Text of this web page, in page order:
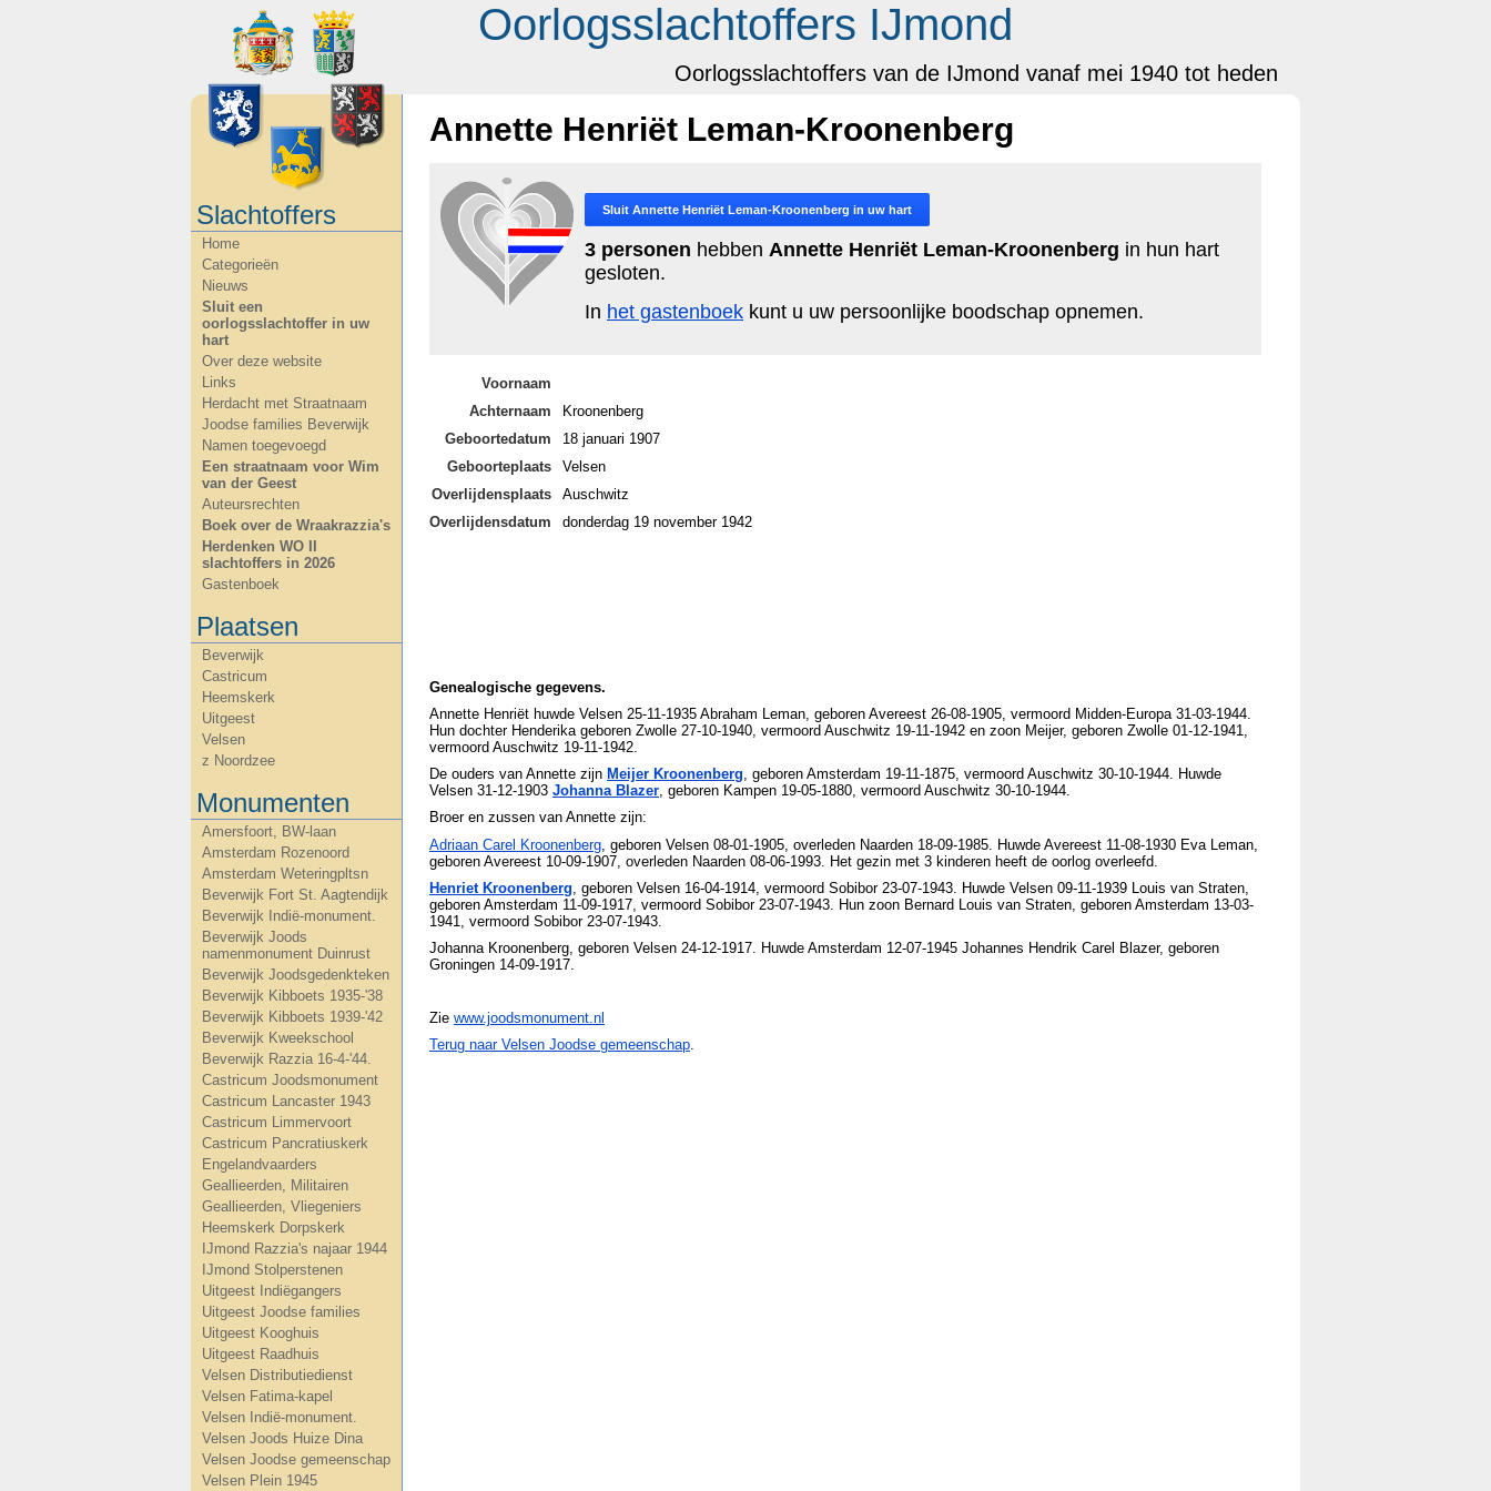
Oorlogsslachtoffers IJmond
Oorlogsslachtoffers van de IJmond vanaf mei 1940 tot heden
Slachtoffers
Home
Categorieën
Nieuws
Sluit een
oorlogsslachtoffer in uw
hart
Over deze website
Links
Herdacht met Straatnaam
Joodse families Beverwijk
Namen toegevoegd
Een straatnaam voor Wim
van der Geest
Auteursrechten
Boek over de Wraakrazzia's
Herdenken WO II
slachtoffers in 2026
Gastenboek
Plaatsen
Beverwijk
Castricum
Heemskerk
Uitgeest
Velsen
z Noordzee
Monumenten
Amersfoort, BW-laan
Amsterdam Rozenoord
Amsterdam Weteringpltsn
Beverwijk Fort St. Aagtendijk
Beverwijk Indië-monument.
Beverwijk Joods
namenmonument Duinrust
Beverwijk Joodsgedenkteken
Beverwijk Kibboets 1935-'38
Beverwijk Kibboets 1939-'42
Beverwijk Kweekschool
Beverwijk Razzia 16-4-'44.
Castricum Joodsmonument
Castricum Lancaster 1943
Castricum Limmervoort
Castricum Pancratiuskerk
Engelandvaarders
Geallieerden, Militairen
Geallieerden, Vliegeniers
Heemskerk Dorpskerk
IJmond Razzia's najaar 1944
IJmond Stolperstenen
Uitgeest Indiëgangers
Uitgeest Joodse families
Uitgeest Kooghuis
Uitgeest Raadhuis
Velsen Distributiedienst
Velsen Fatima-kapel
Velsen Indië-monument.
Velsen Joods Huize Dina
Velsen Joodse gemeenschap
Velsen Plein 1945
Annette Henriët Leman-Kroonenberg
Sluit Annette Henriët Leman-Kroonenberg in uw hart
3 personen hebben Annette Henriët Leman-Kroonenberg in hun hart
gesloten.
In het gastenboek kunt u uw persoonlijke boodschap opnemen.
Voornaam
Achternaam
Kroonenberg
Geboortedatum
18 januari 1907
Geboorteplaats
Velsen
Overlijdensplaats
Auschwitz
Overlijdensdatum
donderdag 19 november 1942
Genealogische gegevens.
Annette Henriët huwde Velsen 25-11-1935 Abraham Leman, geboren Avereest 26-08-1905, vermoord Midden-Europa 31-03-1944.
Hun dochter Henderika geboren Zwolle 27-10-1940, vermoord Auschwitz 19-11-1942 en zoon Meijer, geboren Zwolle 01-12-1941,
vermoord Auschwitz 19-11-1942.
De ouders van Annette zijn Meijer Kroonenberg, geboren Amsterdam 19-11-1875, vermoord Auschwitz 30-10-1944. Huwde
Velsen 31-12-1903 Johanna Blazer, geboren Kampen 19-05-1880, vermoord Auschwitz 30-10-1944.
Broer en zussen van Annette zijn:
Adriaan Carel Kroonenberg , geboren Velsen 08-01-1905, overleden Naarden 18-09-1985. Huwde Avereest 11-08-1930 Eva Leman,
geboren Avereest 10-09-1907, overleden Naarden 08-06-1993. Het gezin met 3 kinderen heeft de oorlog overleefd.
Henriet Kroonenberg , geboren Velsen 16-04-1914, vermoord Sobibor 23-07-1943. Huwde Velsen 09-11-1939 Louis van Straten,
geboren Amsterdam 11-09-1917, vermoord Sobibor 23-07-1943. Hun zoon Bernard Louis van Straten, geboren Amsterdam 13-03-
1941, vermoord Sobibor 23-07-1943.
Johanna Kroonenberg, geboren Velsen 24-12-1917. Huwde Amsterdam 12-07-1945 Johannes Hendrik Carel Blazer, geboren
Groningen 14-09-1917.
Zie www.joodsmonument.nl
Terug naar Velsen Joodse gemeenschap